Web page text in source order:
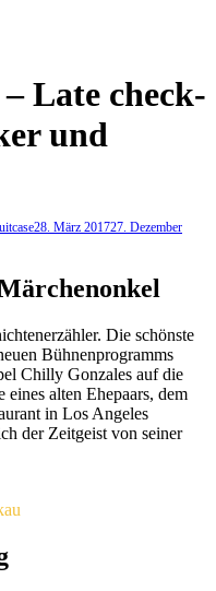
Late check-
und
28. März 201727. Dezember
Die schönste
Bühnenprogramms
Chilly Gonzales auf die
alten Ehepaars, dem
in Los Angeles
der Zeitgeist von seiner